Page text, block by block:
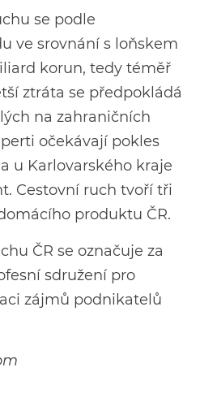
se podle
ve srovnání s loňskem
korun, tedy téměř
ztráta se předpokládá
na zahraničních
očekávají pokles
u Karlovarského kraje
Cestovní ruch tvoří tři
produktu ČR.
ČR se označuje za
sdružení pro
zájmů podnikatelů